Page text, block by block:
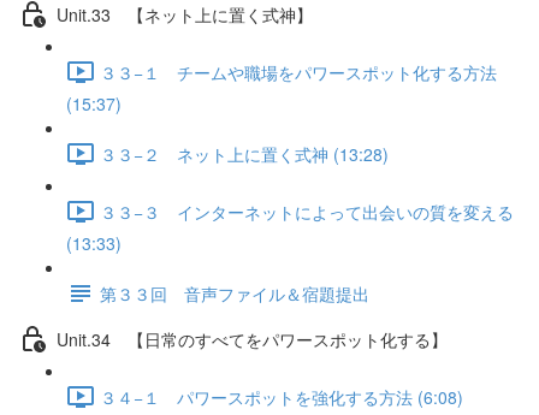
Unit.33 【ネット上に置く式神】
３３−１ チームや職場をパワースポット化する方法
(15:37)
３３−２ ネット上に置く式神 (13:28)
３３−３ インターネットによって出会いの質を変える
(13:33)
第３３回 音声ファイル＆宿題提出
Unit.34 【日常のすべてをパワースポット化する】
３４−１ パワースポットを強化する方法 (6:08)